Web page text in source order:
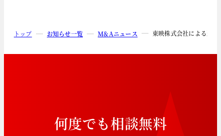
トップ お知らせ一覧 M&Aニュース 東映株式会社による連
何度でも相談無料